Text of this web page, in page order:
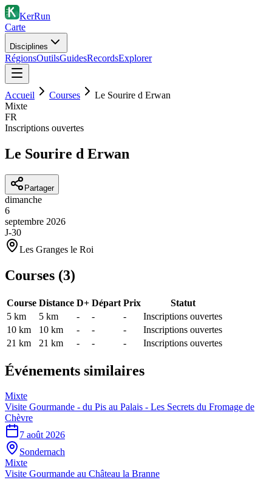
KerRun
Carte
Disciplines
RégionsOutilsGuidesRecordsExplorer
Accueil Courses
Le Sourire d Erwan
Mixte
FR
Inscriptions ouvertes
Le Sourire d Erwan
Partager
dimanche
6
septembre 2026
J-30
Les Granges le Roi
Courses (3)
Course Distance D+ Départ Prix
Statut
5 km
5 km - - -
Inscriptions ouvertes
10 km
10 km - - -
Inscriptions ouvertes
21 km
21 km - - - Inscriptions ouvertes
Événements similaires
Mixte
Visite Gourmande - du Pis au Palais - Les Secrets du Fromage de
Chèvre
7 août 2026
Sondernach
Mixte
Visite Gourmande au Château la Branne